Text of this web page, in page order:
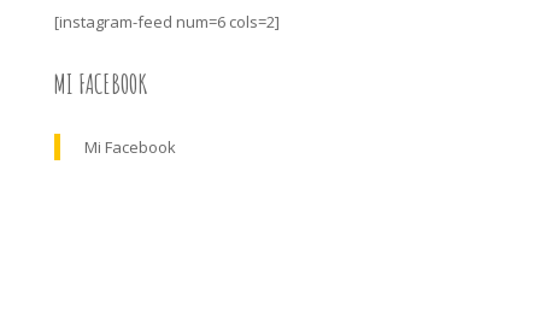
[instagram-feed num=6 cols=2]
MI FACEBOOK
Mi Facebook